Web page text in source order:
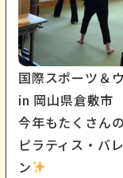
国際スポーツ＆
in 岡山県倉敷市
今年もたくさん
ピラティス・バ
ン